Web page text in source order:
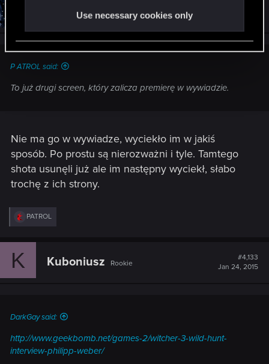
Use necessary cookies only
Sneky Forum veteran
P ATROL said:
To już drugi screen, który zalicza premierę w wywiadzie.
Nie ma go w wywiadze, wyciekło im w jakiś
sposób. Po prostu są nierozważni i tyle. Tamtego
shota usunęli już ale im następny wyciekł, słabo
trochę z ich strony.
R
e
c
PATROL
K Kuboniusz Rookie
#4,133
Jan 24, 2015
DarkGay said:
http://www.geekbomb.net/games-2/witcher-3-wild-hunt-
interview-philipp-weber/